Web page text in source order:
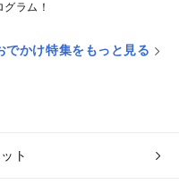
ラム！
でかけ特集をもっと見る
ト